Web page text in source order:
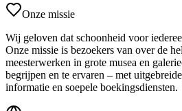
Onze missie
Wij geloven dat schoonheid voor
Onze missie is bezoekers van over de
meesterwerken in grote musea en
begrijpen en te ervaren – met
informatie en soepele boekingsdiensten.